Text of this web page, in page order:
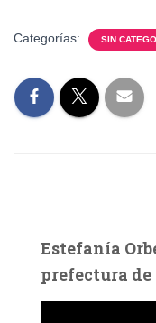
Categorías: SIN
Estefanía
prefectura de